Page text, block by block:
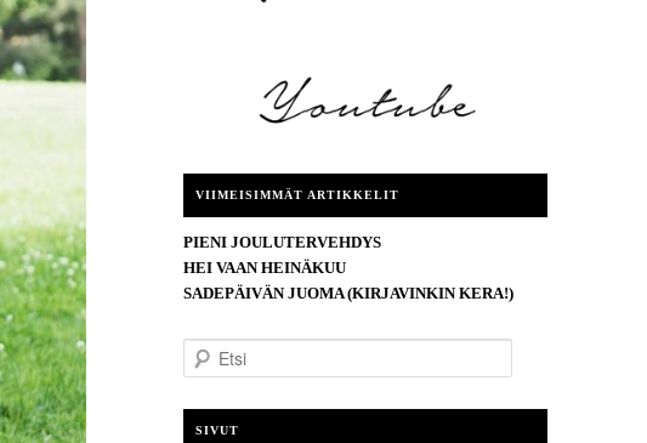
VIIMEISIMMÄT ARTIKKELIT
PIENI JOULUTERVEHDYS
HEI VAAN HEINÄKUU
SADEPÄIVÄN JUOMA (KIRJAVINKIN KERA!)
t
SIVUT